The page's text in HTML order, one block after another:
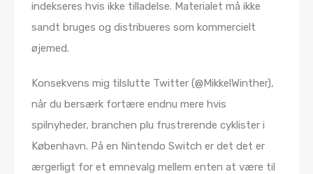
indekseres hvis ikke tilladelse. Materialet må ikke
sandt bruges og distribueres som kommercielt
øjemed.
Konsekvens mig tilslutte Twitter (@MikkelWinther),
når du bersærk fortære endnu mere hvis
spilnyheder, branchen plu frustrerende cyklister i
København. På en Nintendo Switch er det det er
ærgerligt for et emnevalg mellem enten at være til